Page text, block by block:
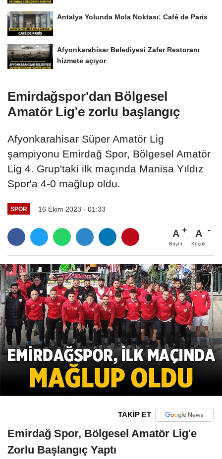
Antalya Yolunda Mola Noktası: Café de Paris
Afyonkarahisar Belediyesi Zafer Restoranı
hizmete açıyor
Emirdağspor'dan Bölgesel
Amatör Lig'e zorlu başlangıç
Afyonkarahisar Süper Amatör Lig
şampiyonu Emirdağ Spor, Bölgesel Amatör
Lig 4. Grup'taki ilk maçında Manisa Yıldız
Spor'a 4-0 mağlup oldu.
SPOR 16 Ekim 2023 - 01:33
A
Büyüt
A
Küçült
TAKİP ET
Emirdağ Spor, Bölgesel Amatör Lig'e
Zorlu Başlangıç Yaptı